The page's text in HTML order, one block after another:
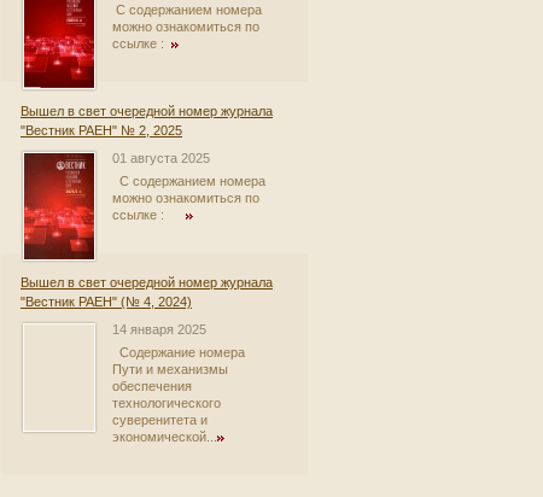
С содержанием номера
можно ознакомиться по
ссылке :
Вышел в свет очередной номер журнала
"Вестник РАЕН" № 2, 2025
01 августа 2025
С содержанием номера
можно ознакомиться по
ссылке :
Вышел в свет очередной номер журнала
"Вестник РАЕН" (№ 4, 2024)
14 января 2025
Содержание номера
Пути и механизмы
обеспечения
технологического
суверенитета и
экономической...